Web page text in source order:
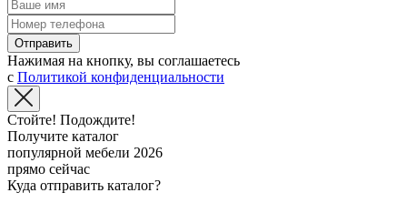
Отправить
Нажимая на кнопку, вы соглашаетесь
с Политикой конфиденциальности
Стойте! Подождите!
Получите каталог
популярной мебели 2026
прямо сейчас
Куда отправить каталог?